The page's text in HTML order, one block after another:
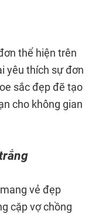
thể hiện trên
yêu thích sự đơn
sắc đẹp đẽ tạo
cho không gian
vẻ đẹp
cặp vợ chồng